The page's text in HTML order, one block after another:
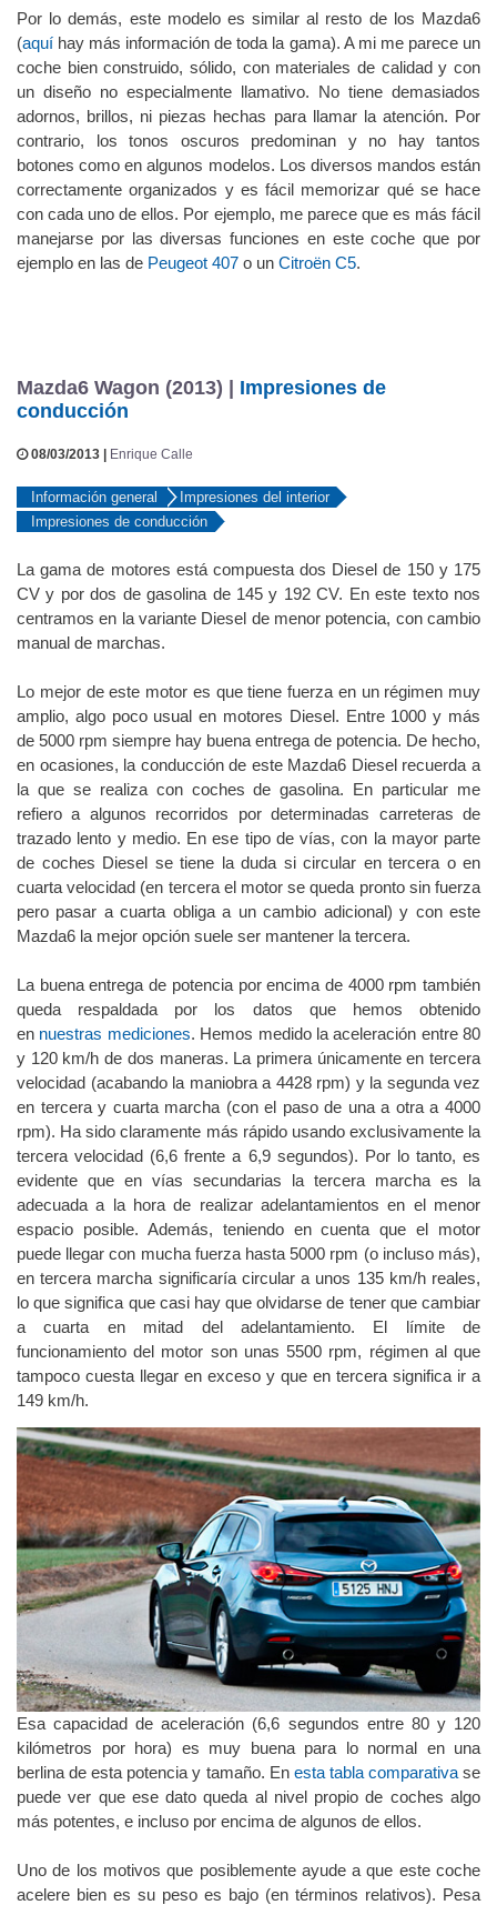
Por lo demás, este modelo es similar al resto de los Mazda6
(aquíhay más información de toda la gama). A mi me parece un
coche bien construido, sólido, con materiales de calidad y con
un diseño no especialmente llamativo. No tiene demasiados
adornos, brillos, ni piezas hechas para llamar la atención. Por
contrario, los tonos oscuros predominan y no hay tantos
botones como en algunos modelos. Los diversos mandos están
correctamente organizados y es fácil memorizar qué se hace
con cada uno de ellos. Por ejemplo, me parece que es más fácil
manejarse por las diversas funciones en este coche que por
Mazda6 Wagon (2013) |
Impresiones de
Información general
Impresiones del interior
La gama de motores está compuesta dos Diesel de 150 y 175
CV y por dos de gasolina de 145 y 192 CV. En este texto nos
centramos en la variante Diesel de menor potencia, con cambio
Lo mejor de este motor es que tiene fuerza en un régimen muy
amplio, algo poco usual en motores Diesel. Entre 1000 y más
de 5000 rpm siempre hay buena entrega de potencia. De hecho,
en ocasiones, la conducción de este Mazda6 Diesel recuerda a
la que se realiza con coches de gasolina. En particular me
refiero a algunos recorridos por determinadas carreteras de
trazado lento y medio. En ese tipo de vías, con la mayor parte
de coches Diesel se tiene la duda si circular en tercera o en
cuarta velocidad (en tercera el motor se queda pronto sin fuerza
pero pasar a cuarta obliga a un cambio adicional) y con este
La buena entrega de potencia por encima de 4000 rpm también
queda respaldada por los datos que hemos obtenido
en nuestras mediciones. Hemos medido la aceleración entre 80
y 120 km/h de dos maneras. La primera únicamente en tercera
velocidad (acabando la maniobra a 4428 rpm) y la segunda vez
en tercera y cuarta marcha (con el paso de una a otra a 4000
rpm). Ha sido claramente más rápido usando exclusivamente la
tercera velocidad (6,6 frente a 6,9 segundos). Por lo tanto, es
evidente que en vías secundarias la tercera marcha es la
adecuada a la hora de realizar adelantamientos en el menor
espacio posible. Además, teniendo en cuenta que el motor
puede llegar con mucha fuerza hasta 5000 rpm (o incluso más),
en tercera marcha significaría circular a unos 135 km/h reales,
lo que significa que casi hay que olvidarse de tener que cambiar
a cuarta en mitad del adelantamiento. El límite de
funcionamiento del motor son unas 5500 rpm, régimen al que
tampoco cuesta llegar en exceso y que en tercera significa ir a
Esa capacidad de aceleración (6,6 segundos entre 80 y 120
kilómetros por hora) es muy buena para lo normal en una
berlina de esta potencia y tamaño. Enesta tabla comparativase
puede ver que ese dato queda al nivel propio de coches algo
Uno de los motivos que posiblemente ayude a que este coche